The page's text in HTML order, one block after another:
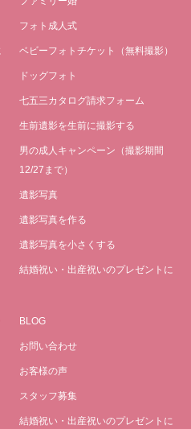
フォト成人式
ベビーフォトチケット（無料撮影）
ドッグフォト
七五三カタログ請求フォーム
生前遺影を生前に撮影する
男の成人キャンペーン（撮影期間
12/27まで）
遺影写真
遺影写真を作る
遺影写真を小さくする
結婚祝い・出産祝いのプレゼントに
BLOG
お問い合わせ
お客様の声
スタッフ募集
結婚祝い・出産祝いのプレゼントに